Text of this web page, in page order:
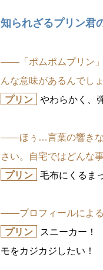
知られざるプリン君
――「ポムポムプリン」
んな意味があるんでし
プリン
わらかく、弾
――ほぅ…言葉の響きな
さい。自宅ではどんな
プリン
毛布にくるま
――プロフィールによる
プリン
スニーカー！
モをカジカジしたい！